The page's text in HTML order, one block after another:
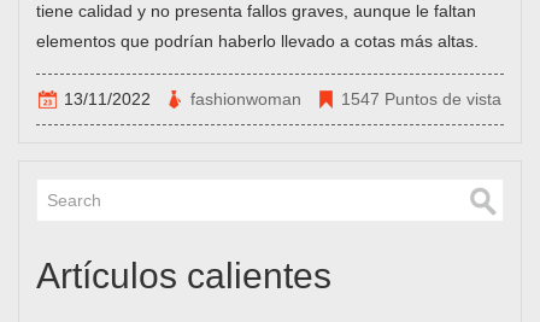
tiene calidad y no presenta fallos graves, aunque le faltan
elementos que podrían haberlo llevado a cotas más altas.
13/11/2022 fashionwoman 1547 Puntos de vista
Artículos calientes